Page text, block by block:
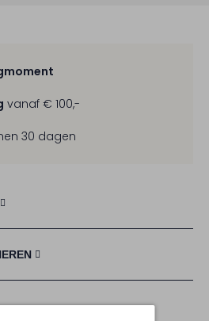
vanaf € 100,-
30 dagen